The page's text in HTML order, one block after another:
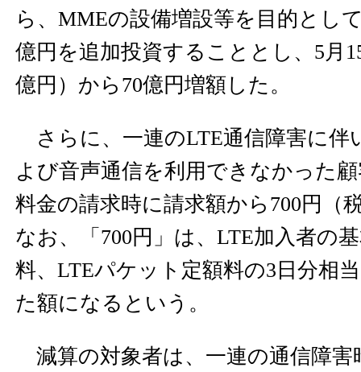
ら、MMEの設備増設等を目的とし
億円を追加投資することとし、5月
億円）から70億円増額した。
さらに、一連のLTE通信障害に伴
よび音声通信を利用できなかった
料金の請求時に請求額から700円（
なお、「700円」は、LTE加入者の
料、LTEパケット定額料の3日分相
た額になるという。
減算の対象者は、一連の通信障害